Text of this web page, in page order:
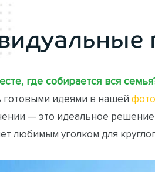
где собирается вся
готовыми идеями в нашей
— это идеальное
любимым уголком для